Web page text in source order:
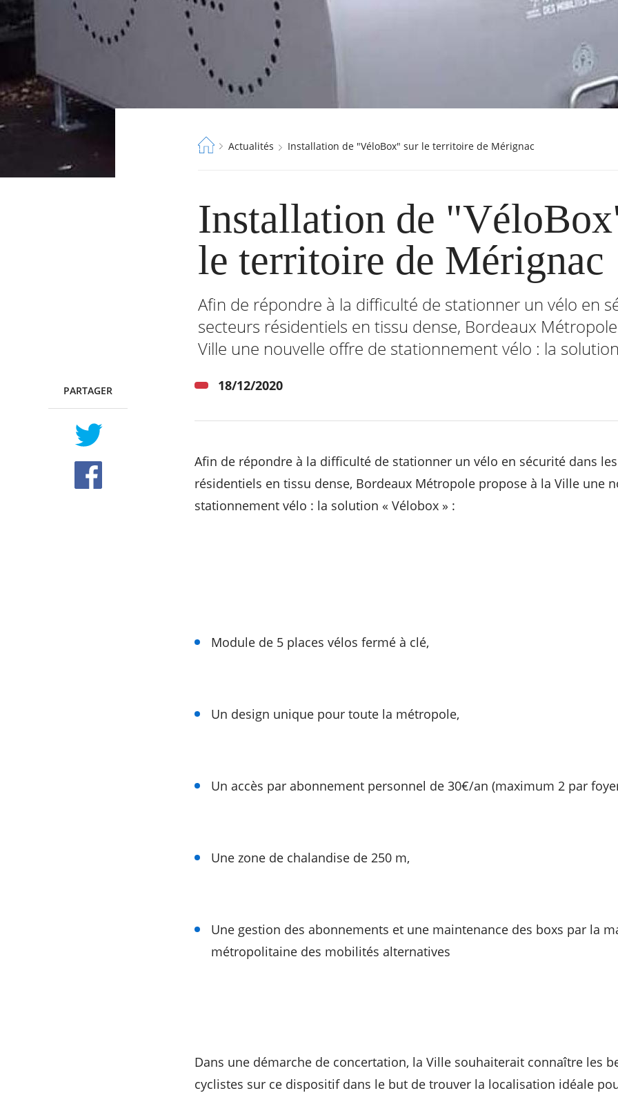
Fil
Actualités Installation de "VéloBox" sur le territoire de Mérignac
Installation de
le territoire de Mérignac
Afin de répondre à la difficulté de stationner un vélo en
secteurs résidentiels en tissu dense, Bordeaux
Ville une nouvelle offre de stationnement vélo : la
PARTAGER
TWITTER
FACEBOOK
18/12/2020
Afin de répondre à la difficulté de stationner un vélo en sécurité dans
résidentiels en tissu dense, Bordeaux Métropole propose à la Ville une
stationnement vélo : la solution « Vélobox » :
Module de 5 places vélos fermé à clé,
Un design unique pour toute la métropole,
Un accès par abonnement personnel de 30€/an (maximum 2 par
Une zone de chalandise de 250 m,
Une gestion des abonnements et une maintenance des boxs par la
métropolitaine des mobilités alternatives
Dans une démarche de concertation, la Ville souhaiterait connaître les
cyclistes sur ce dispositif dans le but de trouver la localisation idéale